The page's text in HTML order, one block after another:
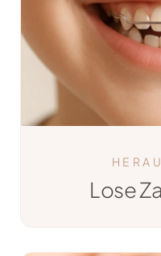
Lose